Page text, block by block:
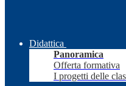
Didattica
Panoramica
Offerta formativa
I progetti delle